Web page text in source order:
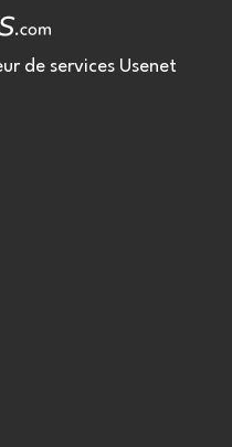
de services Usenet